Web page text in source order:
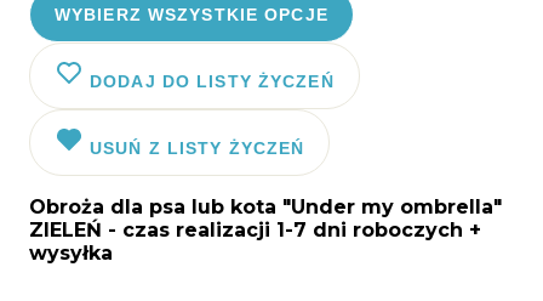
WYBIERZ WSZYSTKIE OPCJE
DODAJ DO LISTY ŻYCZEŃ
USUŃ Z LISTY ŻYCZEŃ
Obroża dla psa lub kota "Under my ombrella"
ZIELEŃ - czas realizacji 1-7 dni roboczych +
wysyłka